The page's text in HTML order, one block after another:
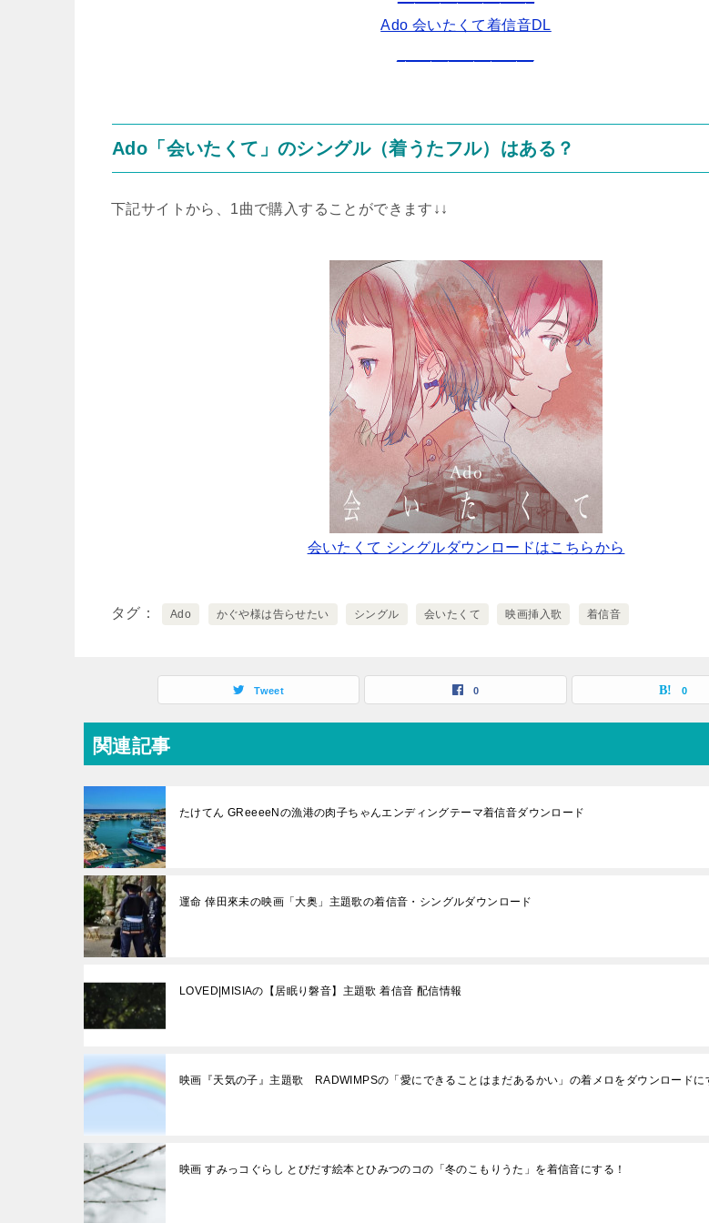
Ado 会いたくて着信音DL
Ado「会いたくて」のシングル（着うたフル）はある？
下記サイトから、1曲で購入することができます↓↓
会いたくて シングルダウンロードはこちらから
タグ Ado かぐや様は告らせたい シングル 会いたくて 映画挿入歌 着信音
Tweet 0 0
関連記事
たけてん GReeeeNの漁港の肉子ちゃんエンディングテーマ着信音ダウンロード
運命 倖田來未の映画「大奥」主題歌の着信音・シングルダウンロード
LOVED|MISIAの【居眠り磐音】主題歌 着信音 配信情報
映画『天気の子』主題歌 RADWIMPSの「愛にできることはまだあるかい」の着メロをダウンロードに
映画 すみっコぐらし とびだす絵本とひみつのコの「冬のこもりうた」を着信音にする！